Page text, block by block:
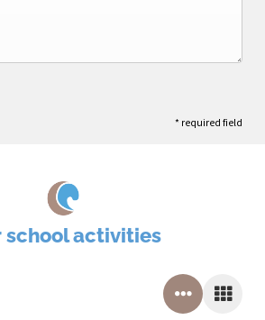
* required field
school activities